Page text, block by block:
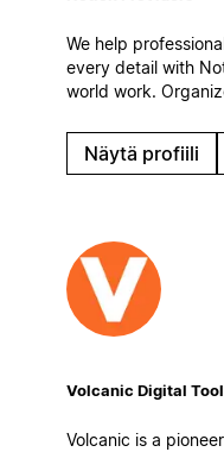
We help
every detail with
world work.
even on the busiest
Näytä profiili
Volcanic Digital
Volcanic is a